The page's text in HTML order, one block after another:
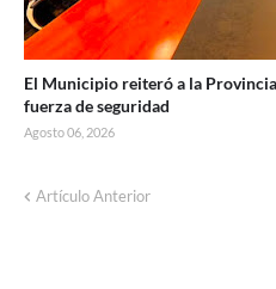
El Municipio reiteró a la
fuerza de seguridad
Agosto 06, 2026
Artículo Anterior
Corte de energía